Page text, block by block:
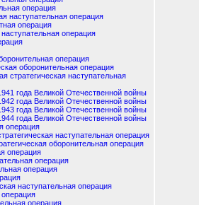
операция
наступательная операция
операция
операция
операция
оборонительная операция
стратегическая наступательная
года Великой Отечественной войны
года Великой Отечественной войны
года Великой Отечественной войны
года Великой Отечественной войны
операция
наступательная операция
оборонительная операция
операция
операция
операция
наступательная операция
операция
операция